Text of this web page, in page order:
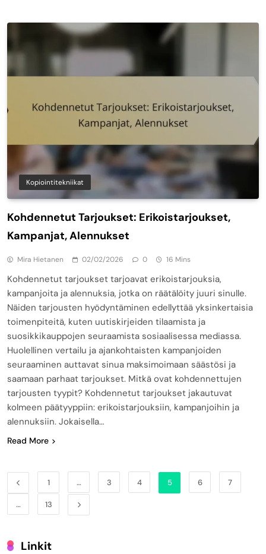
Kopiointitekniikat
Kohdennetut Tarjoukset: Erikoistarjoukset,
Kampanjat, Alennukset
Mira Hietanen 02/02/2026 0 16 Mins
Kohdennetut tarjoukset tarjoavat erikoistarjouksia,
kampanjoita ja alennuksia, jotka on räätälöity juuri sinulle.
Näiden tarjousten hyödyntäminen edellyttää yksinkertaisia
toimenpiteitä, kuten uutiskirjeiden tilaamista ja
suosikkikauppojen seuraamista sosiaalisessa mediassa.
Huolellinen vertailu ja ajankohtaisten kampanjoiden
seuraaminen auttavat sinua maksimoimaan säästösi ja
saamaan parhaat tarjoukset. Mitkä ovat kohdennettujen
tarjousten tyypit? Kohdennetut tarjoukset jakautuvat
kolmeen päätyyppiin: erikoistarjouksiin, kampanjoihin ja
alennuksiin. Jokaisella…
Read More
1 … 3 4 5 6 7
… 13
Linkit